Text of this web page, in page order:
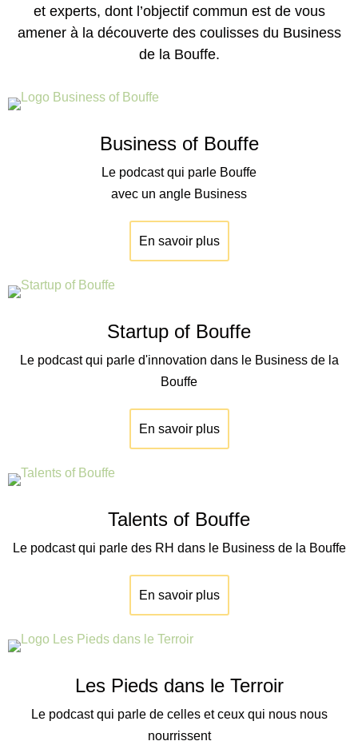
et experts, dont l’objectif commun est de vous
amener à la découverte des coulisses du Business
de la Bouffe.
Business of Bouffe
Le podcast qui parle Bouffe
avec un angle Business
En savoir plus
Startup of Bouffe
Le podcast qui parle d'innovation dans le Business de la
Bouffe
En savoir plus
Talents of Bouffe
Le podcast qui parle des RH dans le Business de la Bouffe
En savoir plus
Les Pieds dans le Terroir
Le podcast qui parle de celles et ceux qui nous nous
nourrissent